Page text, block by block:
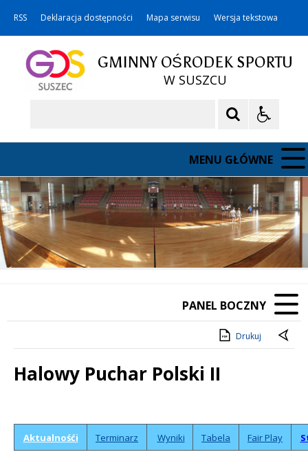
RSS Deklaracja dostępności Mapa serwisu Wersja tekstowa
GMINNY OŚRODEK SPORTU
W SUSZCU
MENU GŁÓWNE
PANEL BOCZNY
Drukuj
Halowy Puchar Polski II
Aktualnośći Terminarz Wyniki Tabela Fair Play